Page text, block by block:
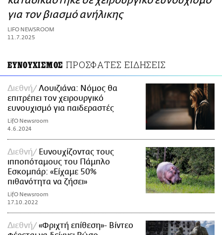
ΑΜΠΑ
PRINT
για τον βιασμό ανήλικης
LIFO NEWSROOM
11.7.2025
ΕΥΝΟΥΧΙΣΜΟΣ ΠΡΟΣΦΑΤΕΣ ΕΙΔΗΣΕΙΣ
Διεθνή
Λουιζιάνα: Νόμος θα
επιτρέπει τον χειρουργικό
ευνουχισμό για παιδεραστές
LifO Newsroom
4.6.2024
Διεθνή
Ευνουχίζοντας τους
ιπποπόταμους του Πάμπλο
Εσκομπάρ: «Είχαμε 50%
πιθανότητα να ζήσει»
LifO Newsroom
17.10.2022
Διεθνή
«Φριχτή επίθεση»- Βίντεο